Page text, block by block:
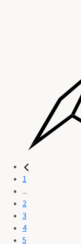
1
...
2
3
4
5